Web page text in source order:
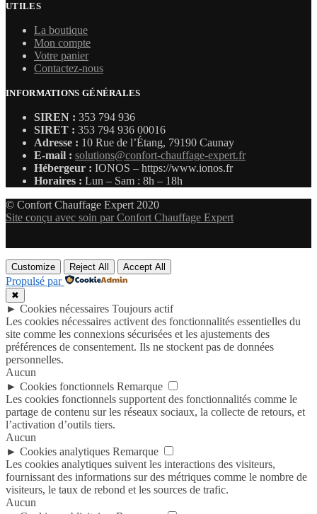
UTILES
La boutique
Mon compte
Votre panier
Contactez-nous
INFORMATIONS GÉNÉRALES
SIREN : 353 794 936
SIRET : 353 794 936 00016
Adresse : 10 Rue de l’Étang, 79190 Caunay
E-mail : solutions@confort-chauffage-expert.fr
Hébergeur : IONOS – https://www.ionos.fr
Horaires : Lun – Sam : 8h – 18h
© Confort Chauffage Expert 2020
Site conçu avec soin par Confort Chauffage Expert
Customize Reject All Accept All
Propulsé par
✖
► Cookies nécessaires Toujours actif
Les cookies nécessaires activent des fonctionnalités essentielles du
site comme les connexions sécurisées et les ajustements des
préférences de consentement. Ils ne stockent pas de données
personnelles.
Aucun
► Cookies fonctionnels Remarque
Les cookies fonctionnels supportent des fonctionnalités comme le
partage de contenu sur les réseaux sociaux, la collecte de retours, et
l’activation d’outils tiers.
Aucun
► Cookies analytiques Remarque
Les cookies analytiques suivent les interactions des visiteurs,
fournissant des informations sur des métriques comme le nombre de
visiteurs, le taux de rebond et les sources de trafic.
Aucun